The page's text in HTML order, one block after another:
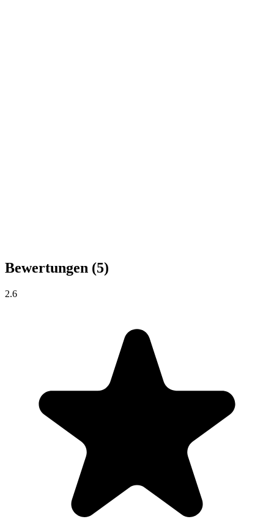
Bewertungen (5)
2.6